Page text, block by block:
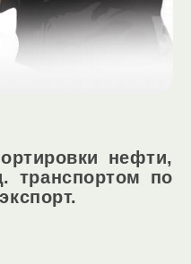
нефти,
транспортом по